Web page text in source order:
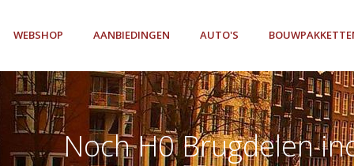
WEBSHOP AANBIEDINGEN AUTO'S
Noch H0 Brugdelen